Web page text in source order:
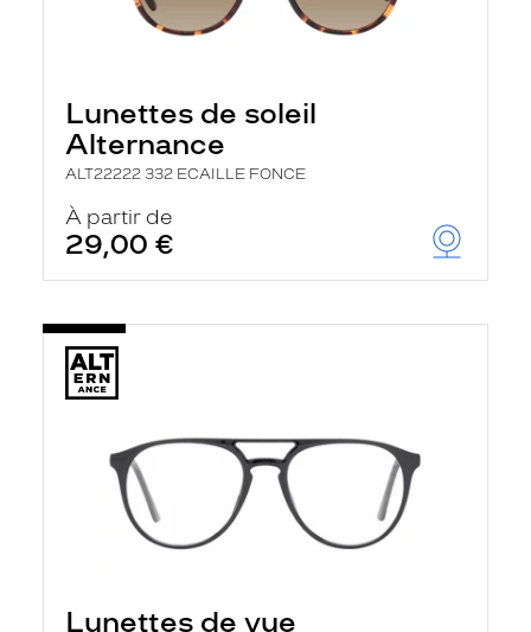
Lunettes de soleil
Alternance
ALT22222 332 ECAILLE FONCE
À partir de
29,00 €
Lunettes de vue